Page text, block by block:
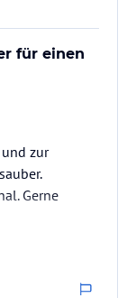
für einen
zur
Gerne